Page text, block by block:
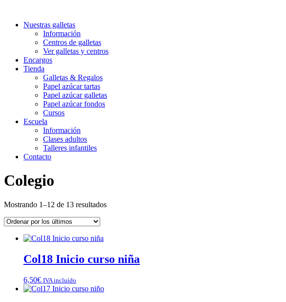
Nuestras galletas
Información
Centros de galletas
Ver galletas y centros
Encargos
Tienda
Galletas & Regalos
Papel azúcar tartas
Papel azúcar galletas
Papel azúcar fondos
Cursos
Escuela
Información
Clases adultos
Talleres infantiles
Contacto
Colegio
Mostrando 1–12 de 13 resultadosOrdenado
Col18 Inicio curso niña
6,50€ IVA incluído